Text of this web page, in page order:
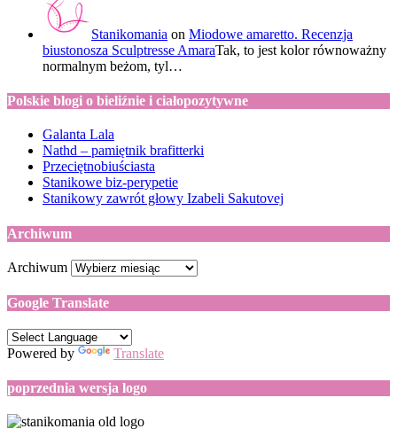
Stanikomania on Miodowe amaretto. Recenzja
biustonosza Sculptresse AmaraTak, to jest kolor równoważny
normalnym beżom, tyl…
Polskie blogi o bieliźnie i ciałopozytywne
Galanta Lala
Nathd – pamiętnik brafitterki
Przeciętnobiuściasta
Stanikowe biz-perypetie
Stanikowy zawrót głowy Izabeli Sakutovej
Archiwum
Archiwum
Google Translate
Powered by Translate
poprzednia wersja logo